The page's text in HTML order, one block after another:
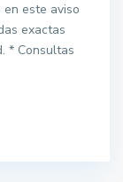
en este aviso
exactas
* Consultas